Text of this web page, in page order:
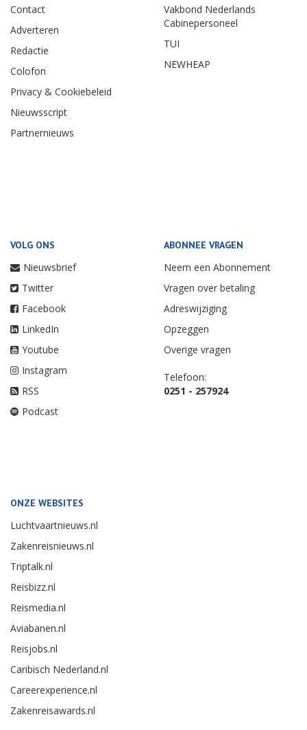
Contact
Adverteren
Redactie
Colofon
Privacy & Cookiebeleid
Nieuwsscript
Partnernieuws
Vakbond Nederlands
Cabinepersoneel
TUI
NEWHEAP
VOLG ONS
Nieuwsbrief
Twitter
Facebook
LinkedIn
Youtube
Instagram
RSS
Podcast
ABONNEE VRAGEN
Neem een Abonnement
Vragen over betaling
Adreswijziging
Opzeggen
Overige vragen
Telefoon:
0251 - 257924
ONZE WEBSITES
Luchtvaartnieuws.nl
Zakenreisnieuws.nl
Triptalk.nl
Reisbizz.nl
Reismedia.nl
Aviabanen.nl
Reisjobs.nl
Caribisch Nederland.nl
Careerexperience.nl
Zakenreisawards.nl